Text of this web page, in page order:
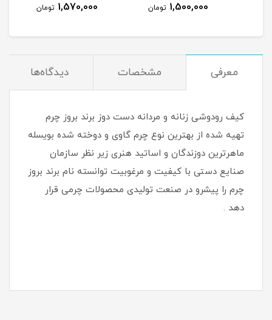
1,500,000 تومان 1,570,000 تومان
معرفی مشخصات دیدگاه‌ها
کیف رودوشی زنانه و مردانه دست دوز برند بروز چرم
تهیه شده از بهترین نوع چرم گاوی و دوخته شده بویسله
ماهرترین دوزندگان و اساتید هنری زیر نظر سازمان
صنایع دستی با کیفیت و مرغوبیت توانسته نام برند بروز
چرم را پیشرو در صنعت تولیدی محصولات چرمی قرار
دهد .